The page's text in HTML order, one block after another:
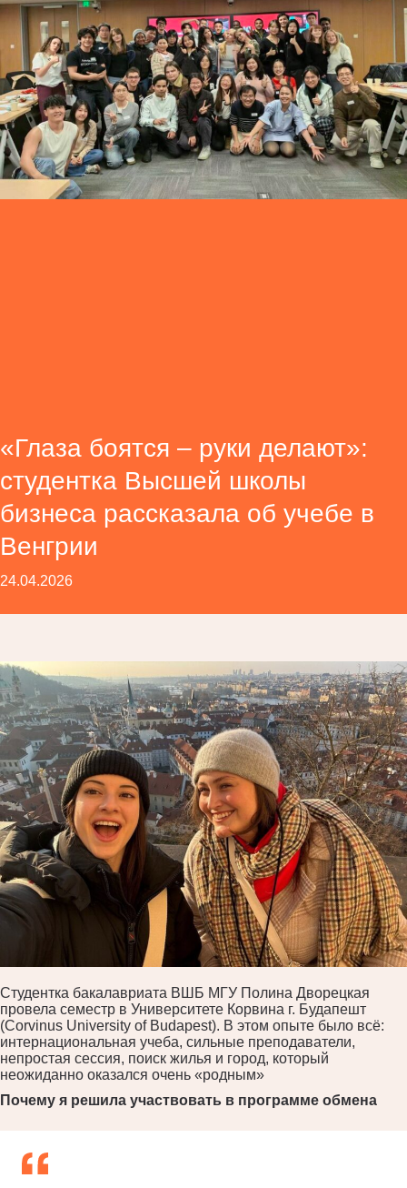
«Глаза боятся – руки делают»:
студентка Высшей школы
бизнеса рассказала об учебе в
Венгрии
24.04.2026
Студентка бакалавриата ВШБ МГУ Полина Дворецкая
провела семестр в Университете Корвина г. Будапешт
(Corvinus University of Budapest). В этом опыте было всё:
интернациональная учеба, сильные преподаватели,
непростая сессия, поиск жилья и город, который
неожиданно оказался очень «родным»
Почему я решила участвовать в программе обмена